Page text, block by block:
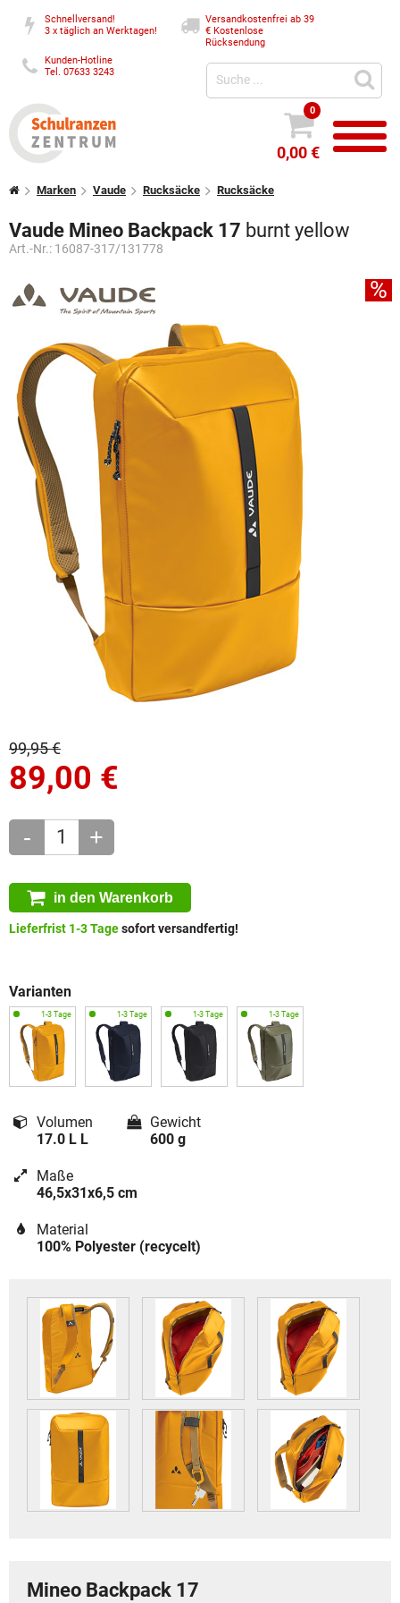
Schnellversand!
3 x täglich an Werktagen!
Versandkostenfrei ab 39
€Kostenlose
Rücksendung
Kunden-Hotline
Tel. 07633 3243
0
0,00 €
Marken Vaude Rucksäcke Rucksäcke
Vaude Mineo Backpack 17 burnt yellow
Art.-Nr.: 16087-317/131778
%
99,95 €
89,00 €
- +
in den Warenkorb
Lieferfrist 1-3 Tagesofort versandfertig!
Varianten
Volumen
17.0 L L
Gewicht
600 g
Maße
46,5x31x6,5 cm
Material
100% Polyester (recycelt)
Mineo Backpack 17